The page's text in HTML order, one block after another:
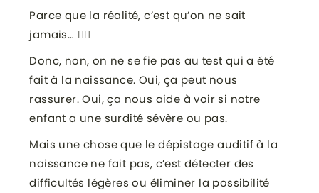
Parce que la réalité, c’est qu’on ne sait
jamais… 🤷‍♀️
Donc, non, on ne se fie pas au test qui a été
fait à la naissance. Oui, ça peut nous
rassurer. Oui, ça nous aide à voir si notre
enfant a une surdité sévère ou pas.
Mais une chose que le dépistage auditif à la
naissance ne fait pas, c’est détecter des
difficultés légères ou éliminer la possibilité